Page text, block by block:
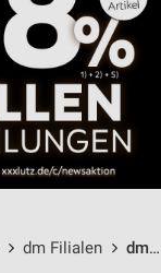
dm Filialen dm Dortmund / Hagener Straße 148 - Öffnungszeiten & Adresse